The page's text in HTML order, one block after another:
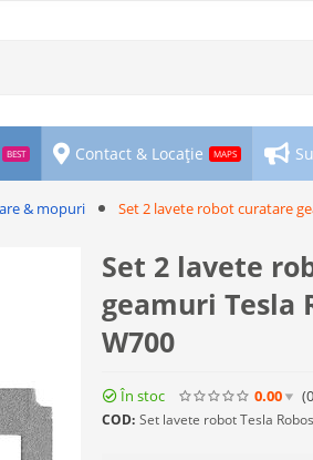
BEST Contact & Locație MAPS
& mopuri Set 2 lavete robot curatare
Set 2 lavete
geamuri Tesla
W700
În stoc 0.00 (0
COD: Set lavete robot Tesla